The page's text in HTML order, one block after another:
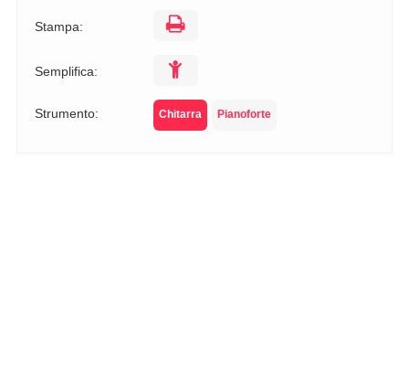
Stampa:
Semplifica:
Strumento: Chitarra Pianoforte